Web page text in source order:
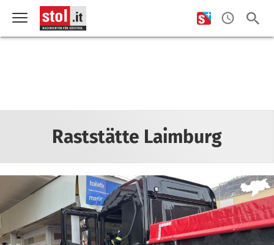
Raststätte Laimburg